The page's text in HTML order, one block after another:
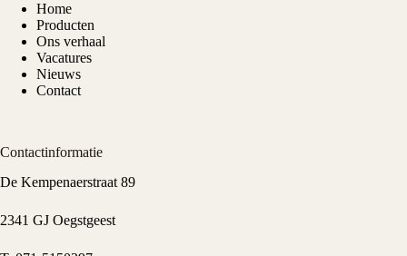
Home
Producten
Ons verhaal
Vacatures
Nieuws
Contact
Contactinformatie
De Kempenaerstraat 89
2341 GJ Oegstgeest